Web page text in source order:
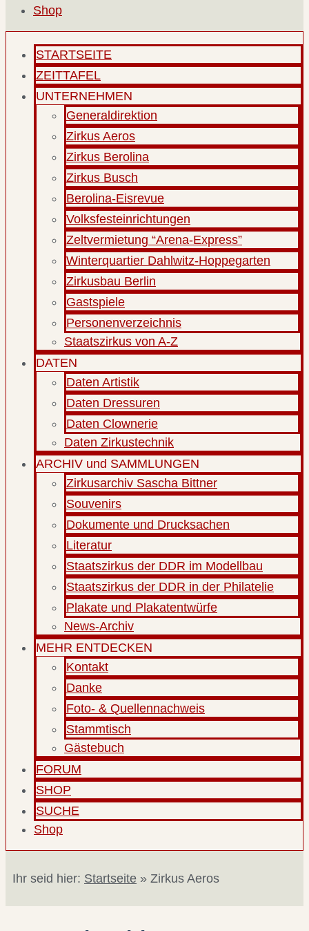
Shop
STARTSEITE
ZEITTAFEL
UNTERNEHMEN
Generaldirektion
Zirkus Aeros
Zirkus Berolina
Zirkus Busch
Berolina-Eisrevue
Volksfesteinrichtungen
Zeltvermietung “Arena-Express”
Winterquartier Dahlwitz-Hoppegarten
Zirkusbau Berlin
Gastspiele
Personenverzeichnis
Staatszirkus von A-Z
DATEN
Daten Artistik
Daten Dressuren
Daten Clownerie
Daten Zirkustechnik
ARCHIV und SAMMLUNGEN
Zirkusarchiv Sascha Bittner
Souvenirs
Dokumente und Drucksachen
Literatur
Staatszirkus der DDR im Modellbau
Staatszirkus der DDR in der Philatelie
Plakate und Plakatentwürfe
News-Archiv
MEHR ENTDECKEN
Kontakt
Danke
Foto- & Quellennachweis
Stammtisch
Gästebuch
FORUM
SHOP
SUCHE
Shop
Ihr seid hier: Startseite » Zirkus Aeros